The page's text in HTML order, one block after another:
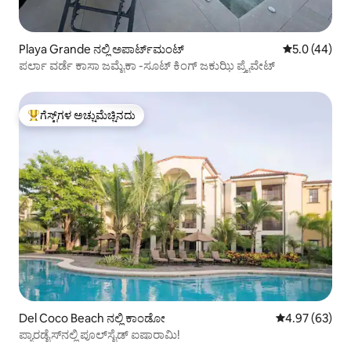
Playa Grande ನಲ್ಲಿ ಅಪಾರ್ಟ್‌ಮಂಟ್ 5 ರಲ್ಲಿ 5.0
5.0 (44)
ಪರ್ಲಾ ವರ್ಡೆ ಕಾಸಾ ಜಮೈಕಾ -ಸೂಟ್ ಕಿಂಗ್ ಜಕುಝಿ ಪ್ರೈವೇಟ್
ಗೆಸ್ಟ್‌ಗಳಿಗೆ ಅತಿ ಹೆಚ್ಚು ಅಚ್ಚುಮೆಚ್ಚಿನದು
ಗೆಸ್ಟ್‌ಗಳ ಅಚ್ಚುಮೆಚ್ಚಿನದು
Del Coco Beach ನಲ್ಲಿ ಕಾಂಡೋ 5 ರಲ್ಲಿ 4.97
4.97 (63)
ಪ್ಯಾರಡೈಸ್‌ನಲ್ಲಿ ಪೂಲ್‌ಸೈಡ್ ಐಷಾರಾಮಿ!